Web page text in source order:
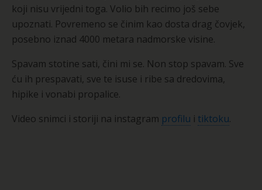
koji nisu vrijedni toga. Volio bih recimo još sebe
upoznati. Povremeno se činim kao dosta drag čovjek,
posebno iznad 4000 metara nadmorske visine.
Spavam stotine sati, čini mi se. Non stop spavam. Sve
ću ih prespavati, sve te isuse i ribe sa dredovima,
hipike i vonabi propalice.
Video snimci i storiji na instagram profilu i tiktoku.